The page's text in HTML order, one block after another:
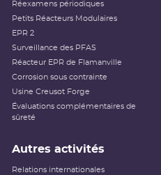
Réexamens périodiques
Petits Réacteurs Modulaires
EPR 2
Surveillance des PFAS
Réacteur EPR de Flamanville
Corrosion sous contrainte
Usine Creusot Forge
Évaluations complémentaires de
sûreté
Autres activités
Relations internationales